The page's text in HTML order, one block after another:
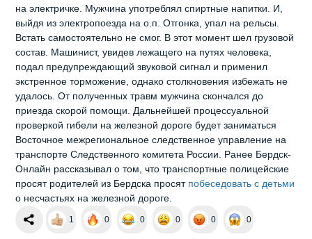
на электричке. Мужчина употреблял спиртные напитки. И,
выйдя из электропоезда на о.п. Отгонка, упал на рельсы.
Встать самостоятельно не смог. В этот момент шел грузовой
состав. Машинист, увидев лежащего на путях человека,
подал предупреждающий звуковой сигнал и применил
экстренное торможение, однако столкновения избежать не
удалось. От полученных травм мужчина скончался до
приезда скорой помощи. Дальнейшей процессуальной
проверкой гибели на железной дороге будет заниматься
Восточное межрегиональное следственное управление на
транспорте Следственного комитета России. Ранее Бердск-
Онлайн рассказывал о том, что транспортные полицейские
просят родителей из Бердска просят побеседовать с детьми
о несчастьях на железной дороге.
1 0 0 0 0 0